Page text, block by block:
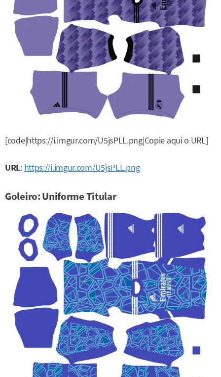
[code|https://i.imgur.com/U5jsPLL.png|Copie aqui o URL]
URL: https://i.imgur.com/U5jsPLL.png
Goleiro: Uniforme Titular